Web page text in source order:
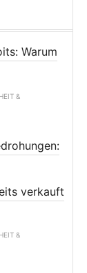
Warum
&
verkauft
&